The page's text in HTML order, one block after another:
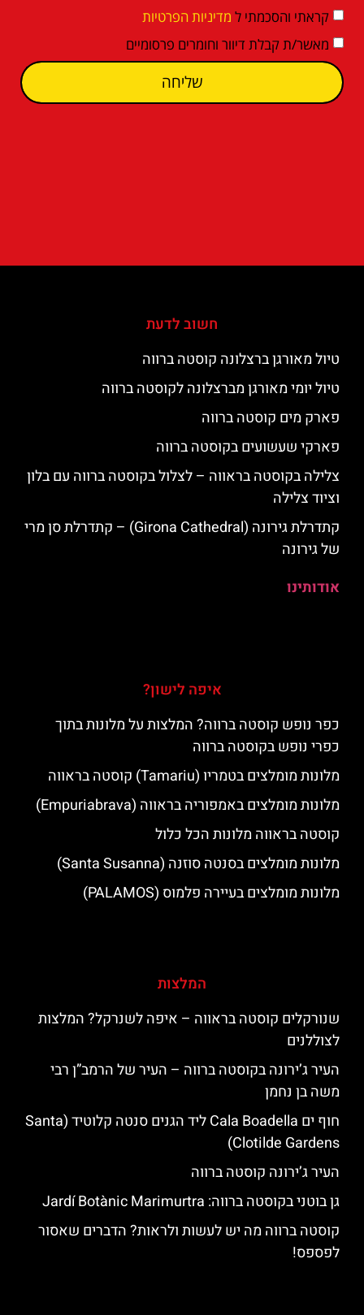
קראתי והסכמתי ל מדיניות הפרטיות
מאשר/ת קבלת דיוור וחומרים פרסומיים
שליחה
חשוב לדעת
טיול מאורגן ברצלונה קוסטה ברווה
טיול יומי מאורגן מברצלונה לקוסטה ברווה
פארק מים קוסטה ברווה
פארקי שעשועים בקוסטה ברווה
צלילה בקוסטה בראווה – לצלול בקוסטה ברווה עם בלון
וציוד צלילה
קתדרלת גירונה (Girona Cathedral) – קתדרלת סן מרי
של גירונה
אודותינו
איפה לישון?
כפר נופש קוסטה ברווה? המלצות על מלונות בתוך
כפרי נופש בקוסטה ברווה
מלונות מומלצים בטמריו (Tamariu) קוסטה בראווה
מלונות מומלצים באמפוריה בראווה (Empuriabrava)
קוסטה בראווה מלונות הכל כלול
מלונות מומלצים בסנטה סוזנה (Santa Susanna)
מלונות מומלצים בעיירה פלמוס (PALAMOS)
המלצות
שנורקלים קוסטה בראווה – איפה לשנרקל? המלצות
לצוללנים
העיר ג’ירונה בקוסטה ברווה – העיר של הרמב”ן רבי
משה בן נחמן
חוף ים Cala Boadella ליד הגנים סנטה קלוטיד (Santa
Clotilde Gardens)
העיר ג’ירונה קוסטה ברווה
גן בוטני בקוסטה ברווה: ‪‪Jardí Botànic Marimurtra‬‬
קוסטה ברווה מה יש לעשות ולראות? הדברים שאסור
לפספס!